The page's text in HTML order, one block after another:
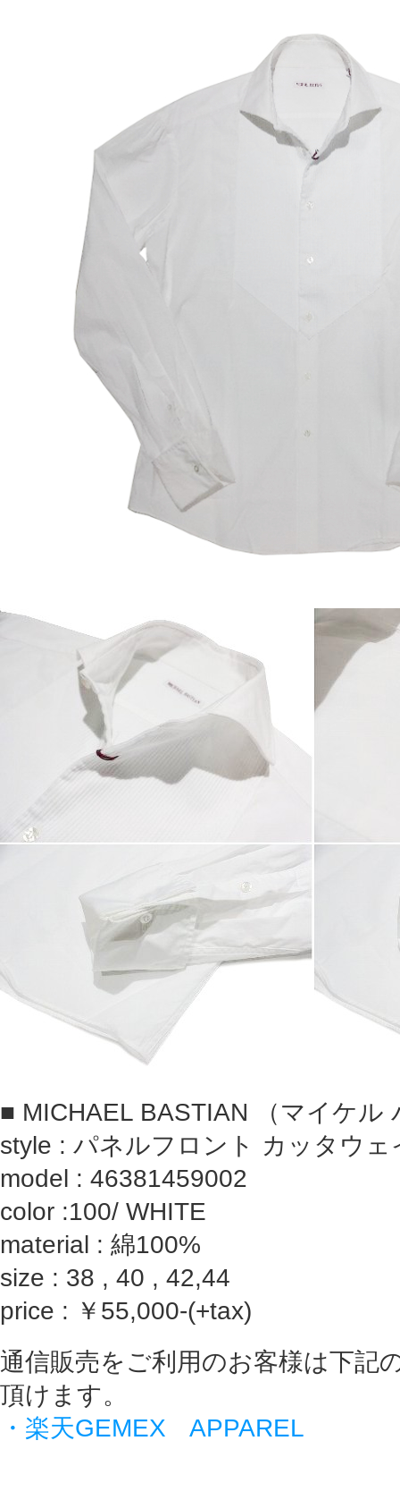
■ MICHAEL BASTIAN （マイケル
style : パネルフロント カッタウ
model : 46381459002
color :100/ WHITE
material : 綿100%
size : 38 , 40 , 42,44
price : ￥55,000-(+tax)
通信販売をご利用のお客様は下記
頂けます。
・楽天GEMEX APPAREL